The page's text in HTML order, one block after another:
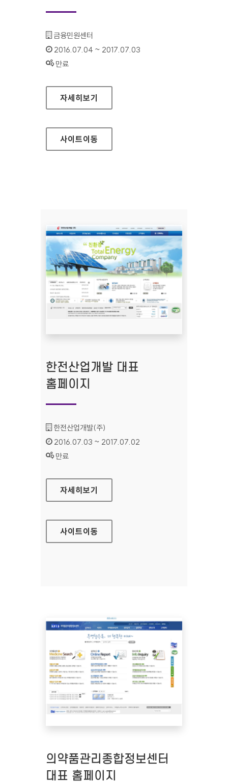
기관명 :
금융민원센터
인증기간 :
2016.07.04 ~ 2017.07.03
상태 :
만료
금융민원센터 대표 홈페이지
자세히보기
사이트이동
한전산업개발 대표
홈페이지
기관명 :
한전산업개발(주)
인증기간 :
2016.07.03 ~ 2017.07.02
상태 :
만료
한전산업개발 대표 홈페이지
자세히보기
사이트이동
의약품관리종합정보센터
대표 홈페이지